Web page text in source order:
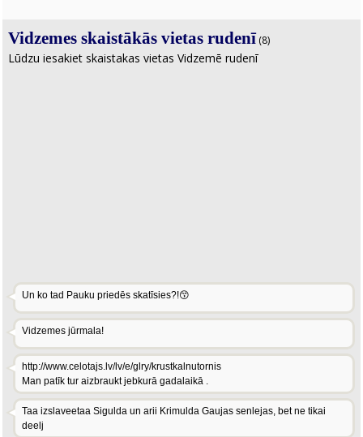
Vidzemes skaistākās vietas rudenī (8)
Lūdzu iesakiet skaistakas vietas Vidzemē rudenī
Un ko tad Pauku priedēs skatīsies?!😙
Vidzemes jūrmala!
http://www.celotajs.lv/lv/e/glry/krustkalnutornis
Man patīk tur aizbraukt jebkurā gadalaikā .
Taa izslaveetaa Sigulda un arii Krimulda Gaujas senlejas, bet ne tikai
deelj